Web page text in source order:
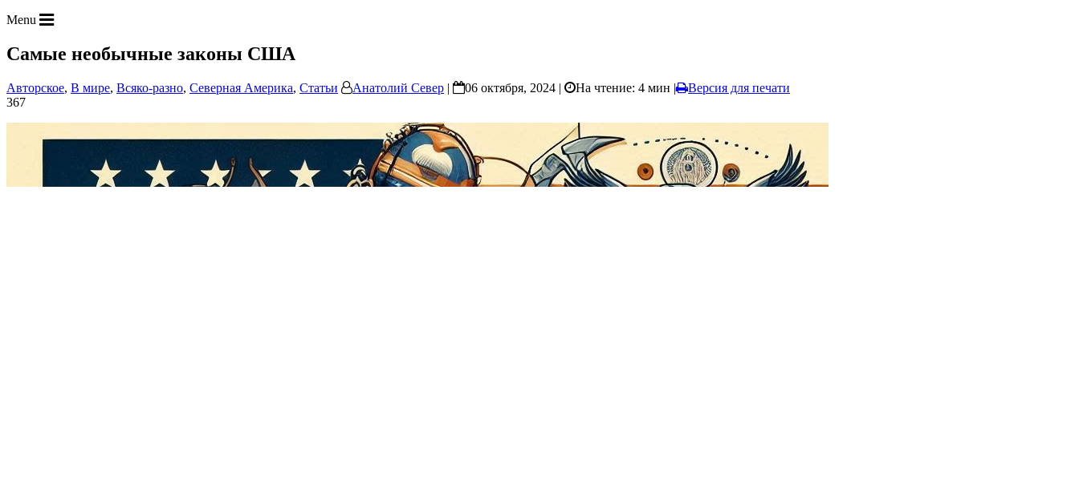
Menu
Самые необычные законы США
Авторское, В мире, Всяко-разно, Северная Америка, Статьи Анатолий Север | 06 октября, 2024 | На чтение: 4 мин |
Версия для печати
367